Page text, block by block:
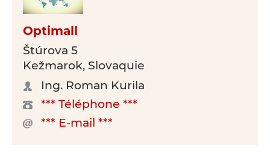
Optimall
Štúrova 5
Kežmarok, Slovaquie
Ing. Roman Kurila
*** Téléphone ***
*** E-mail ***